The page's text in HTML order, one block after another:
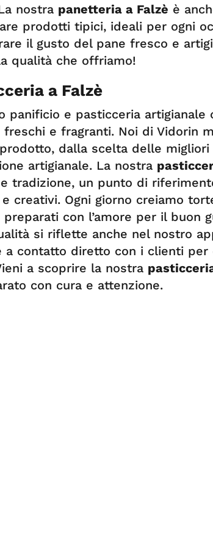
nostra panetteria a Falzè è
prodotti tipici, ideali per ogni
il gusto del pane fresco e
qualità che offriamo!
a Falzè
panificio e pasticceria artigianale
e fragranti. Noi di Vidorin
dalla scelta delle
artigianale. La nostra
tradizione, un punto di
e creativi. Ogni giorno creiamo
con l’amore per il buon
si riflette anche nel nostro
a contatto diretto con i clienti per
a scoprire la nostra
con cura e attenzione.